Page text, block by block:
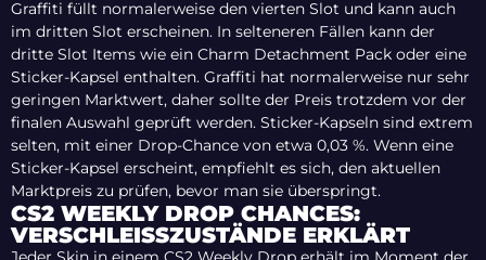
Graffiti füllt normalerweise den vierten Slot und kann auch
im dritten Slot erscheinen. In selteneren Fällen kann der
dritte Slot Items wie ein Charm Detachment Pack oder eine
Sticker-Kapsel enthalten. Graffiti hat normalerweise nur sehr
geringen Marktwert, daher sollte der Preis trotzdem vor der
finalen Auswahl geprüft werden. Sticker-Kapseln sind extrem
selten, mit einer Drop-Chance von etwa 0,03 %. Wenn eine
Sticker-Kapsel erscheint, empfiehlt es sich, den aktuellen
Marktpreis zu prüfen, bevor man sie überspringt.
CS2 WEEKLY DROP CHANCES:
VERSCHLEISSZUSTÄNDE ERKLÄRT